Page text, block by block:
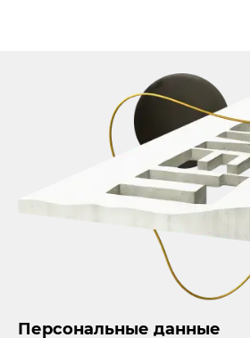
Персональные данные